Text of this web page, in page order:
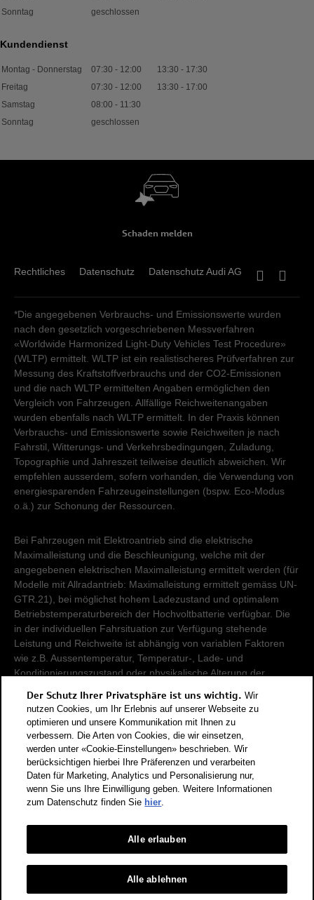
Sonntag
geschlossen
Kundendienst
Montag - Donnerstag 07:30 - 12:00 13:30 - 17:30
Freitag
07:30 - 12:00 13:30 - 17:00
Samstag
08:00 - 11:30
Sonntag
geschlossen
Schaden melden
Rechtliches Datenschutz Datenschutz Audi AG
*Die angegebenen Verbrauchs- und Emissionswerte wurden
nach den gesetzlich vorgeschriebenen Messverfahren
«Worldwide Harmonized Light-Duty Vehicles Test Procedure»
(WLTP) ermittelt. WLTP ist ein realistischeres Prüfverfahren zur
Messung des Kraftstoffverbrauchs und der CO2-Emissionen
und die nach WLTP ermittelten Angaben ermöglichen den
Vergleich von Fahrzeugen. Allfällige Reichweitenangaben
wurden ebenfalls nach WLTP ermittelt. In der Praxis können
Verbrauchs- und Emissionswerte sowie Reichweiten je nach
Fahrstil, Witterungs- und Verkehrsbedingungen, Zuladung,
Topographie und Jahreszeit teilweise deutlich abweichen. Wir
empfehlen ausserdem, sofern vorhanden, die Verwendung von
energiesparenden Fahrzeugeinstellungen (bspw. Eco-Modus
o.ä.) zur Schonung der Ressourcen.
Bei Fahrzeugen mit Elektroantrieb sind die elektrische
Maximalleistung und die Beschleunigung, welche mit der
angegebenen elektrischen Maximalleistung ermittelt werden (für
Modelle mit Allradantrieb: Maximalleistung ermittelt gemäss UN-
GTR.21), bei möglichst hohem Ladezustand und optimalem
Betriebstemperaturbereich der Hochvoltbatterie verfügbar. Die
in der individuellen Fahrsituation zur Verfügung stehende
Leistung und Reichweite ist abhängig von variablen Faktoren
wie z.B. Aussentemperatur, Temperatur-, Lade- und
Konditionierungszustand oder physikalische Alterung der
Damit Energieverbräuche unterschiedlicher Antriebsformen
(Benzin, Diesel, Gas, Strom, usw.) vergleichbar sind, werden sie
zusätzlich als sogenannte Benzinäquivalente (Masseinheit für
Energie) ausgewiesen. CO2 ist das für die Erderwärmung
hauptverantwortliche Treibhausgas. CO2-Mittelwert aller in der
Schweiz angebotenen Fahrzeugmodelle: 111 g/km (WLTP).
CO2-Zielwert der in der Schweiz angebotenen
Fahrzeugmodelle: 93.6 g/km (WLTP). Die Angaben für ein
Fahrzeug können von den zulassungsrelevanten Daten nach
der individuellen Einzelfahrzeuggenehmigung abweichen.
Energieeffizienz-Kategorie nach dem neuen
Berechnungsverfahren gemäss Anhang 4.1 EnEV, gültig ab
Der Schutz Ihrer Privatsphäre ist uns wichtig. Wir
nutzen Cookies, um Ihr Erlebnis auf unserer Webseite zu
optimieren und unsere Kommunikation mit Ihnen zu
verbessern. Die Arten von Cookies, die wir einsetzen,
werden unter «Cookie-Einstellungen» beschrieben. Wir
berücksichtigen hierbei Ihre Präferenzen und verarbeiten
Daten für Marketing, Analytics und Personalisierung nur,
wenn Sie uns Ihre Einwilligung geben. Weitere Informationen
zum Datenschutz finden Sie hier.
Alle ablehnen
Alle erlauben